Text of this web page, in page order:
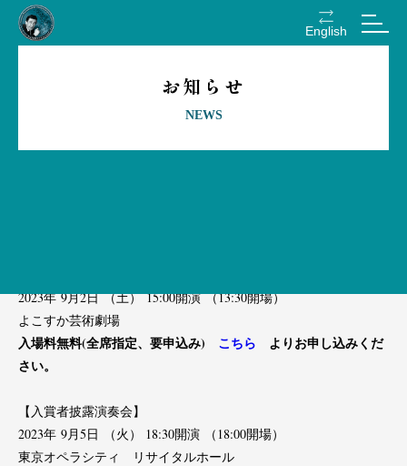
English
お知らせ
NEWS
2023年 9月2日 （土） 15:00開演 （13:30開場）
よこすか芸術劇場
入場料無料(全席指定、要申込み) こちら よりお申し込みくだ
さい。
【入賞者披露演奏会】
2023年 9月5日 （火） 18:30開演
（18:00開場）
東京オペラシティ リサイタルホール